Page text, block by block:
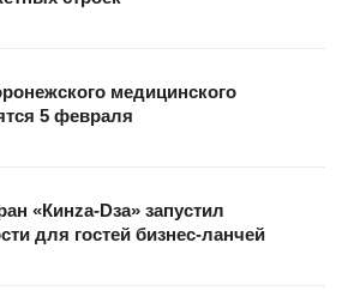
медицинского
5 февраля
«Кинzа-Dза» запустил
для гостей бизнес-ланчей